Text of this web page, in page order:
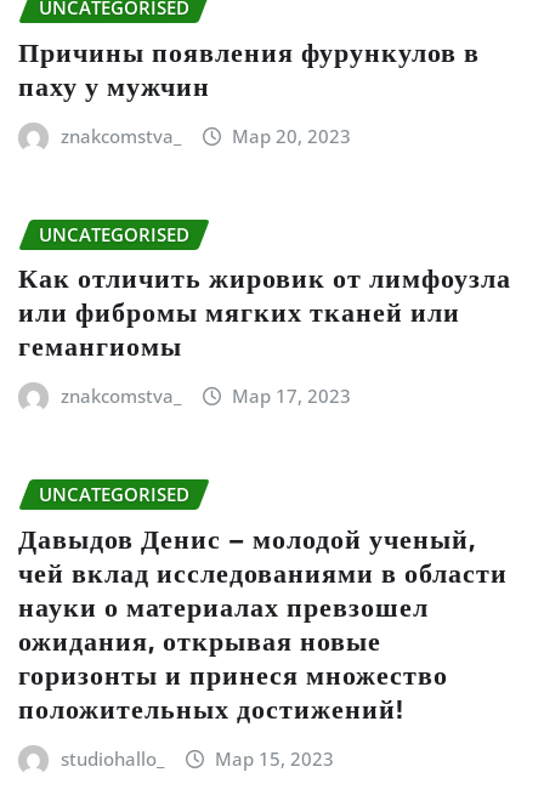
UNCATEGORISED
Причины появления фурункулов в
паху у мужчин
znakcomstva_ Мар 20, 2023
UNCATEGORISED
Как отличить жировик от лимфоузла
или фибромы мягких тканей или
гемангиомы
znakcomstva_ Мар 17, 2023
UNCATEGORISED
Давыдов Денис – молодой ученый,
чей вклад исследованиями в области
науки о материалах превзошел
ожидания, открывая новые
горизонты и принеся множество
положительных достижений!
studiohallo_ Мар 15, 2023